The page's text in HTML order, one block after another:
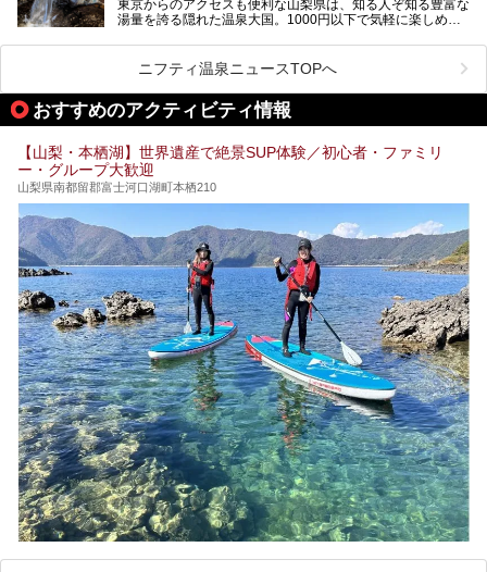
します。
東京からのアクセスも便利な山梨県は、知る人ぞ知る豊富な
湯量を誇る隠れた温泉大国。1000円以下で気軽に楽しめ
も、これからの季節に嬉しい、じんわりと体の芯まで温ま
る“ぬる湯”が豊富なのも魅力。今回は、湯質も抜群で心ゆく
までリラックスできる山梨のお得な日帰り温泉を、実際体験
した感想と共に紹介します。
※ぬる湯とは35℃～39℃程度の体温に近いぬるめ温泉のこ
ニフティ温泉ニュースTOPへ
おすすめのアクティビティ情報
【山梨・本栖湖】世界遺産で絶景SUP体験／初心者・ファミリ
ー・グループ大歓迎
山梨県南都留郡富士河口湖町本栖210